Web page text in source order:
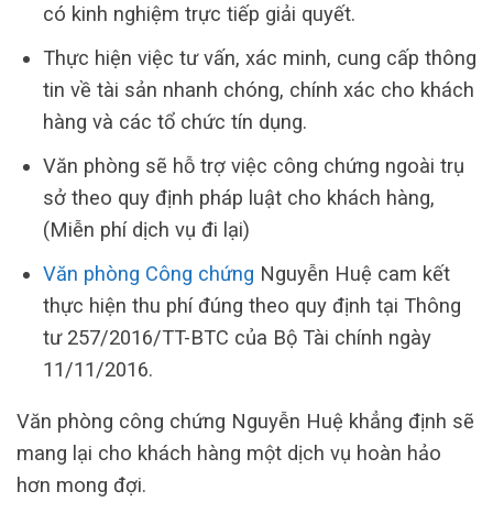
có kinh nghiệm trực tiếp giải quyết.
Thực hiện việc tư vấn, xác minh, cung cấp thông
tin về tài sản nhanh chóng, chính xác cho khách
hàng và các tổ chức tín dụng.
Văn phòng sẽ hỗ trợ việc công chứng ngoài trụ
sở theo quy định pháp luật cho khách hàng,
(Miễn phí dịch vụ đi lại)
Văn phòng Công chứng Nguyễn Huệ cam kết
thực hiện thu phí đúng theo quy định tại Thông
tư 257/2016/TT-BTC của Bộ Tài chính ngày
11/11/2016.
Văn phòng công chứng Nguyễn Huệ khẳng định sẽ
mang lại cho khách hàng một dịch vụ hoàn hảo
hơn mong đợi.